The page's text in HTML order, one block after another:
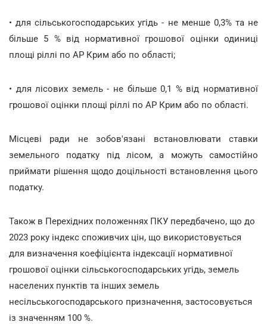
• для сільськогосподарських угідь - не менше 0,3% та не
більше 5 % від нормативної грошової оцінки одиниці
площі ріллі по АР Крим або по області;
• для лісових земель - не більше 0,1 % від нормативної
грошової оцінки площі ріллі по АР Крим або по області.
Місцеві ради не зобов'язані встановлювати ставки
земельного податку під лісом, а можуть самостійно
приймати рішення щодо доцільності встановлення цього
податку.
Також в Перехідних положеннях ПКУ передбачено, що до
2023 року індекс споживчих цін, що використовується
для визначення коефіцієнта індексації нормативної
грошової оцінки сільськогосподарських угідь, земель
населених пунктів та інших земель
несільськогосподарського призначення, застосовується
із значенням 100 %.